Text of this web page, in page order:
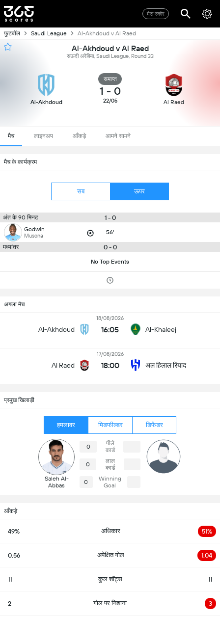
मेरा स्कोर
फुटबॉल Saudi League Al-Akhdoud v Al Raed
Al-Akhdoud v Al Raed
सऊदी अरेबिया, Saudi League, Round 33
Al-Akhdoud
समाप्त
1 - 0
22/05 Al Raed
मैच लाइनअप आँकड़े आमने सामने
मैच के कार्यक्रम
सब ऊपर
अंत के 90 मिनट 1 - 0
Godwin
Musona 56'
मध्यांतर 0 - 0
No Top Events
अगला मैच
Al-Akhdoud
18/08/2026
16:05 Al-Khaleej
Al Raed
17/08/2026
18:00 अल हिलाल रियाद
प्रमुख खिलाड़ी
हमलावर मिडफील्डर डिफेंडर
Saleh Al-
Abbas
0
पीले
कार्ड
0
लाल
कार्ड
0
Winning
Goal
आँकड़े
49% अधिकार 51%
0.56 अपेक्षित गोल 1.04
11 कुल शॉट्स 11
2 गोल पर निशाना 3